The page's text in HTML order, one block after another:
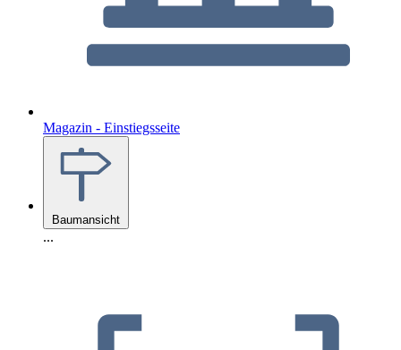
Magazin - Einstiegsseite
Baumansicht
...